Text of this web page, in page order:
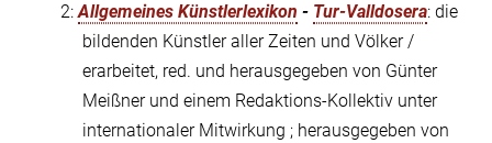
2:Allgemeines Künstlerlexikon - Tur-Valldosera: die
bildenden Künstler aller Zeiten und Völker /
erarbeitet, red. und herausgegeben von Günter
Meißner und einem Redaktions-Kollektiv unter
internationaler Mitwirkung ; herausgegeben von